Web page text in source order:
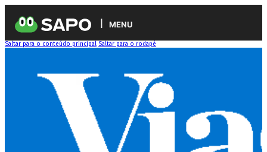
MENU
Saltar para o conteúdo principal Saltar para o rodapé